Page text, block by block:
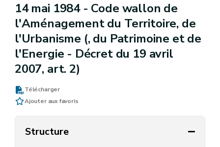
14 mai 1984 - Code wallon de
l'Aménagement du Territoire, de
l'Urbanisme (, du Patrimoine et de
l'Energie - Décret du 19 avril
2007, art. 2)
Télécharger
Ajouter aux favoris
Structure